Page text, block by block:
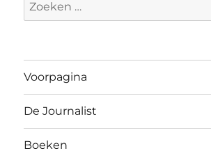
naar:
Voorpagina
De Journalist
Boeken